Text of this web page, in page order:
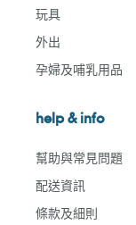
玩具
外出
孕婦及哺乳用品
help & info
幫助與常見問題
配送資訊
條款及細則